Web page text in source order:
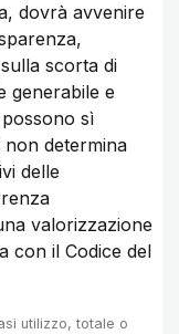
dovrà avvenire
scorta di
generabile e
sì
non determina
delle
valorizzazione
con il Codice del
utilizzo, totale o